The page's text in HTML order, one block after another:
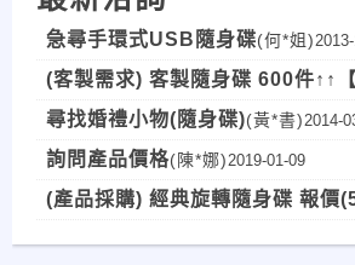
急尋手環式USB隨身碟(何*姐)
(客製需求) 客製隨身碟 600件↑↑
尋找婚禮小物(隨身碟)(黃*書) 2014-
詢問產品價格(陳*娜) 2019-01-09
(產品採購) 經典旋轉隨身碟 報價